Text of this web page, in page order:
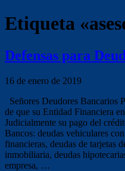
Etiqueta
Defensas para
16 de enero de 2019
Señores Deudores Bancarios
de que su Entidad Financiera
Judicialmente su pago del
Bancos: deudas vehiculares
financieras, deudas de tarjetas
inmobiliaria, deudas
empresa, …